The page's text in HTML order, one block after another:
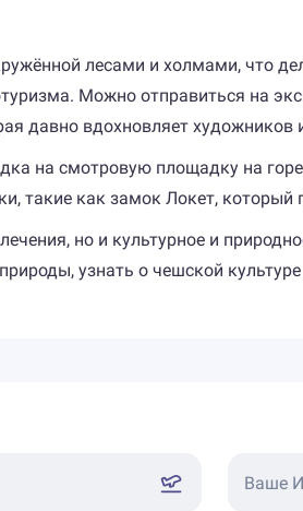
лесами и холмами, что
Можно отправиться на
давно вдохновляет художников
на смотровую площадку на
такие как замок Локет, который
но и культурное и
узнать о чешской
Ваше